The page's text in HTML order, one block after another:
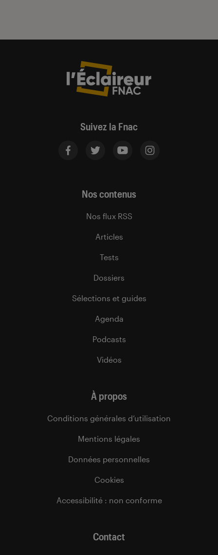
Suivez la Fnac
Nos contenus
Nos flux RSS
Articles
Tests
Dossiers
Sélections et guides
Agenda
Podcasts
Vidéos
À propos
Conditions générales d’utilisation
Mentions légales
Données personnelles
Cookies
Accessibilité : non conforme
Contact